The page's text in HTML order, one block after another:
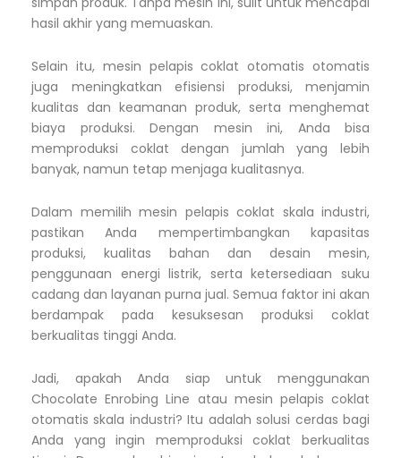
hasil akhir yang memuaskan.
Selain itu, mesin pelapis coklat otomatis otomatis
juga meningkatkan efisiensi produksi, menjamin
kualitas dan keamanan produk, serta menghemat
biaya produksi. Dengan mesin ini, Anda bisa
memproduksi coklat dengan jumlah yang lebih
banyak, namun tetap menjaga kualitasnya.
Dalam memilih mesin pelapis coklat skala industri,
pastikan Anda mempertimbangkan kapasitas
produksi, kualitas bahan dan desain mesin,
penggunaan energi listrik, serta ketersediaan suku
cadang dan layanan purna jual. Semua faktor ini akan
berdampak pada kesuksesan produksi coklat
berkualitas tinggi Anda.
Jadi, apakah Anda siap untuk menggunakan
Chocolate Enrobing Line atau mesin pelapis coklat
otomatis skala industri? Itu adalah solusi cerdas bagi
Anda yang ingin memproduksi coklat berkualitas